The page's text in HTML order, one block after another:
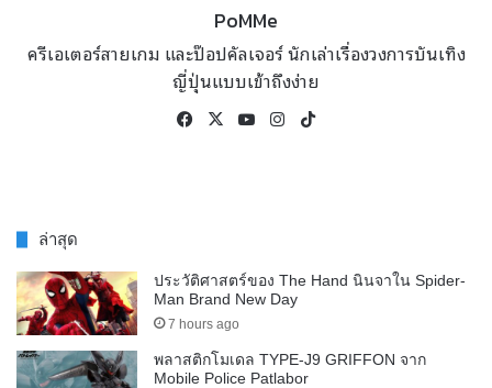
PoMMe
ครีเอเตอร์สายเกม และป๊อปคัลเจอร์ นักเล่าเรื่องวงการบันเทิง
ญี่ปุ่นแบบเข้าถึงง่าย
Facebook
X YouTubeInstagram
ล่าสุด
ประวัติศาสตร์ของ The Hand นินจาใน Spider-
Man Brand New Day
7 hours ago
พลาสติกโมเดล TYPE-J9 GRIFFON จาก
Mobile Police Patlabor